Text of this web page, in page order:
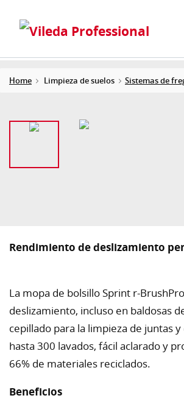
Home Limpieza de suelos Sistemas de
Rendimiento de deslizamiento
La mopa de bolsillo Sprint r-
deslizamiento, incluso en baldosas
cepillado para la limpieza de juntas
hasta 300 lavados, fácil aclarado y
66% de materiales reciclados.
Beneficios